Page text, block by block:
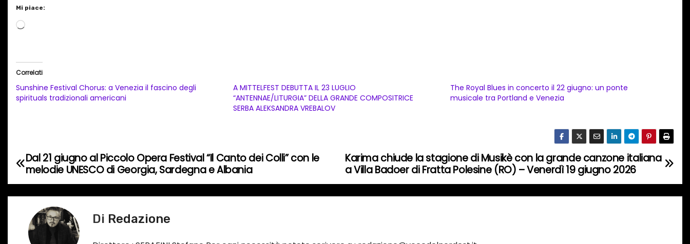
Mi piace:
C
a
t
o
i
n
o
Correlati
Sunshine Festival Chorus: a Venezia il fascino degli
spirituals tradizionali americani
A MITTELFEST DEBUTTA IL 23 LUGLIO
“ANTENNAE/LITURGIA” DELLA GRANDE COMPOSITRICE
SERBA ALEKSANDRA VREBALOV
The Royal Blues in concerto il 22 giugno: un ponte
musicale tra Portland e Venezia
N
a
Karima chiude la stagione di Musikè con la grande canzone italiana
a Villa Badoer di Fratta Polesine (RO) – Venerdì 19 giugno 2026
Dal 21 giugno al Piccolo Opera Festival “Il Canto dei Colli” con le
melodie UNESCO di Georgia, Sardegna e Albania
Di Redazione